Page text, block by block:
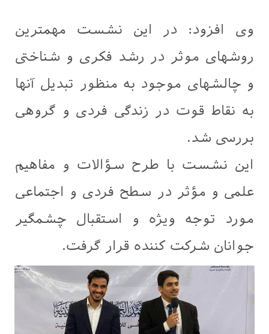
وی افزود: در این نشست مهمترین
روشهای موثر در رشد فکری و شناختی
و چالشهای موجود به منظور تبدیل آنها
به نقاط قوت در زندگی فردی و گروهی
بررسی شد.
این نشست با طرح سؤالات و مفاهیم
علمی و مؤثر در سطح فردی و اجتماعی
مورد توجه ویژه و استقبال چشمگیر
جوانان شرکت کننده قرار گرفت.